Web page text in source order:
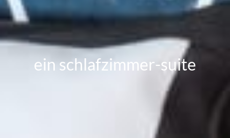
ein schlafzimmer-suite